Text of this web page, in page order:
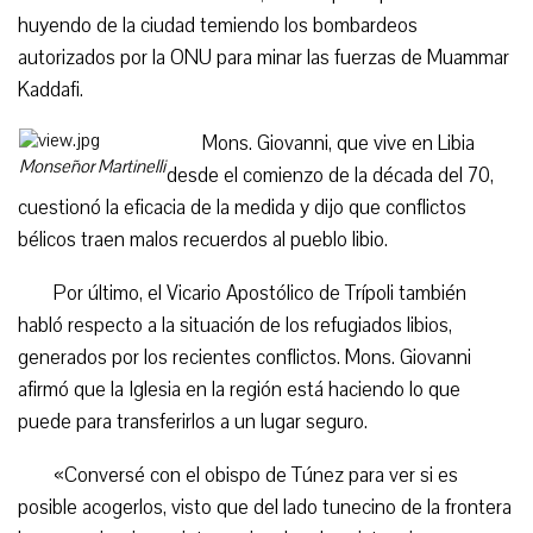
huyendo de la ciudad temiendo los bombardeos
autorizados por la ONU para minar las fuerzas de Muammar
Kaddafi.
Monseñor Martinelli
Mons. Giovanni, que vive en Libia
desde el comienzo de la década del 70,
cuestionó la eficacia de la medida y dijo que conflictos
bélicos traen malos recuerdos al pueblo libio.
Por último, el Vicario Apostólico de Trípoli también
habló respecto a la situación de los refugiados libios,
generados por los recientes conflictos. Mons. Giovanni
afirmó que la Iglesia en la región está haciendo lo que
puede para transferirlos a un lugar seguro.
«Conversé con el obispo de Túnez para ver si es
posible acogerlos, visto que del lado tunecino de la frontera